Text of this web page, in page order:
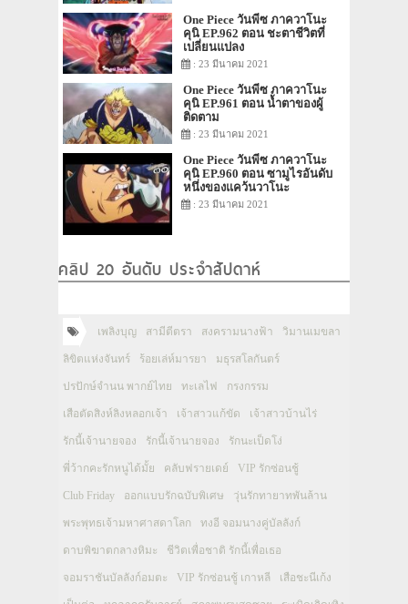
One Piece วันพีซ ภาควาโนะ
คุนิ EP.962 ตอน ชะตาชีวิตที่
เปลี่ยนแปลง
: 23 มีนาคม 2021
One Piece วันพีซ ภาควาโนะ
คุนิ EP.961 ตอน น้ำตาของผู้
ติดตาม
: 23 มีนาคม 2021
One Piece วันพีซ ภาควาโนะ
คุนิ EP.960 ตอน ซามูไรอันดับ
หนึ่งของแคว้นวาโนะ
: 23 มีนาคม 2021
คลิป 20 อันดับ ประจำสัปดาห์
เพลิงบุญ สามีตีตรา สงครามนางฟ้า วิมานเมขลา
ลิขิตแห่งจันทร์ ร้อยเล่ห์มารยา มธุรสโลกันตร์
ปรปักษ์จำนน พากย์ไทย ทะเลไฟ กรงกรรม
เสือตัดสิงห์ลิงหลอกเจ้า เจ้าสาวแก้ขัด เจ้าสาวบ้านไร่
รักนี้เจ้านายจอง รักนี้เจ้านายจอง รักนะเป็ดโง่
พี่ว้ากคะรักหนูได้มั้ย คลับฟรายเดย์ VIP รักซ่อนชู้
Club Friday ออกแบบรักฉบับพิเศษ วุ่นรักทายาทพันล้าน
พระพุทธเจ้ามหาศาสดาโลก ทงอี จอมนางคู่บัลลังก์
ดาบพิฆาตกลางหิมะ ชีวิตเพื่อชาติ รักนี้เพื่อเธอ
จอมราชันบัลลังก์อมตะ VIP รักซ่อนชู้ เกาหลี เสือชะนีเก้ง